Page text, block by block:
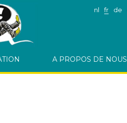
nl fr de
A PROPOS DE NOUS